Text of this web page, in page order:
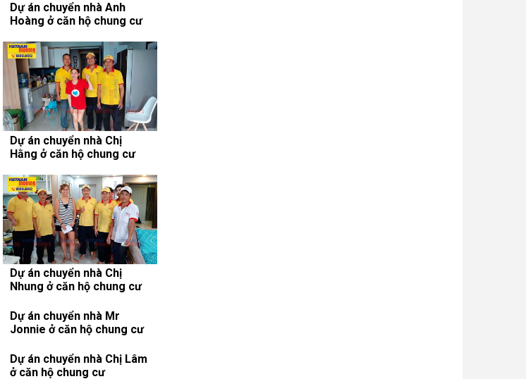
Dự án chuyển nhà Anh
Hoàng ở căn hộ chung cư
Dự án chuyển nhà Chị
Hằng ở căn hộ chung cư
Dự án chuyển nhà Chị
Nhung ở căn hộ chung cư